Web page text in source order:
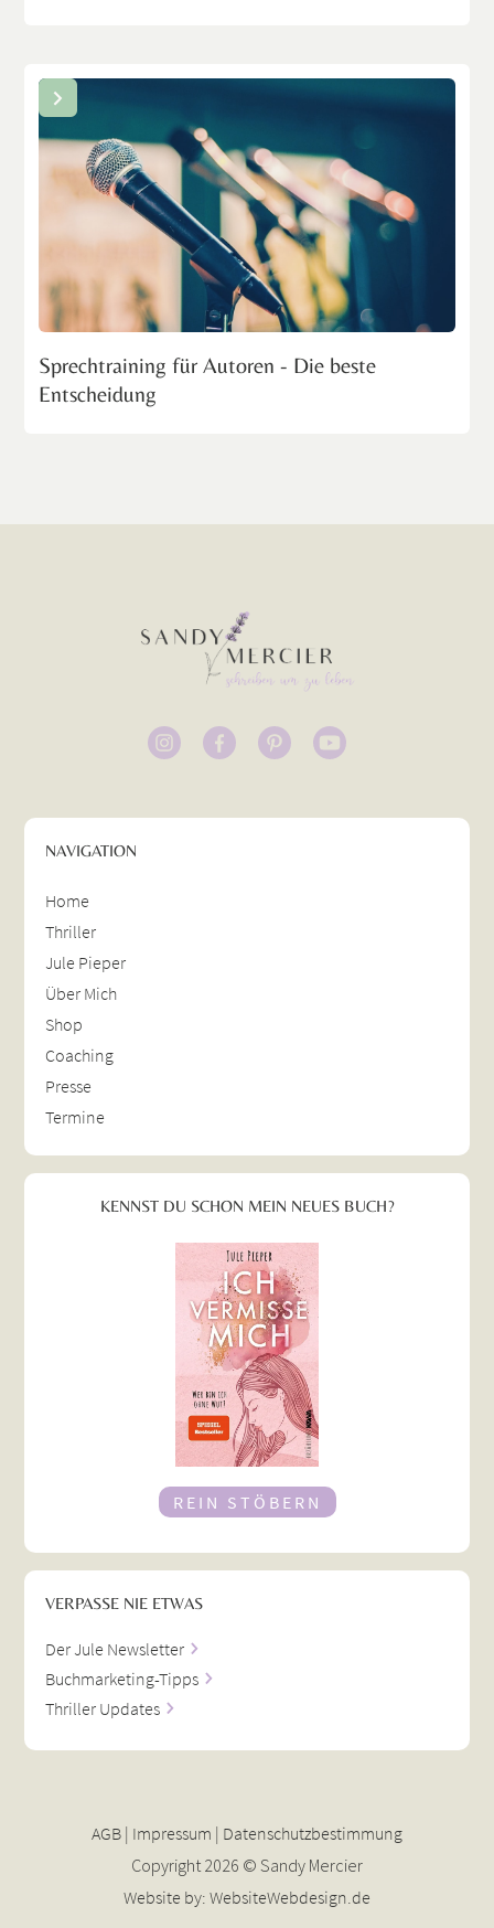
Sprechtraining für Autoren - Die beste
Entscheidung
NAVIGATION
Home
Thriller
Jule Pieper
Über Mich
Shop
Coaching
Presse
Termine
KENNST DU SCHON MEIN NEUES BUCH?
REIN STÖBERN
VERPASSE NIE ETWAS
Der Jule Newsletter
Buchmarketing-Tipps
Thriller Updates
AGB | Impressum | Datenschutzbestimmung
Copyright 2026 © Sandy Mercier
Website by: WebsiteWebdesign.de